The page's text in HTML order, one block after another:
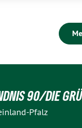
90/DIE
Pfalz